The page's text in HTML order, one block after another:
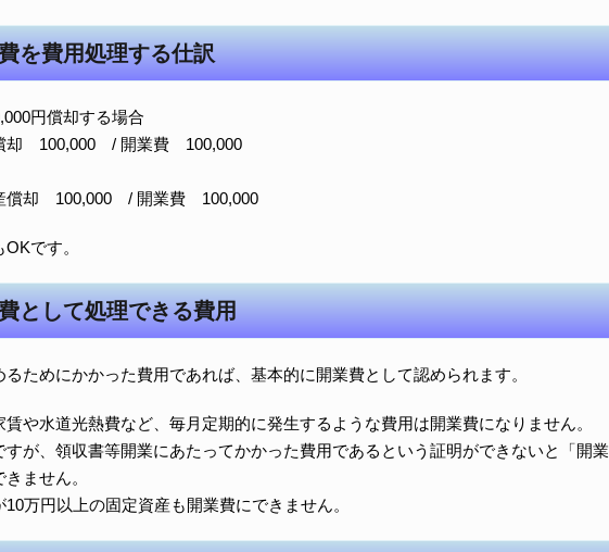
を費用処理する仕訳
円償却する場合
却 100,000 / 開業費 100,000
償却 100,000 / 開業費 100,000
です。
として処理できる費用
るためにかかった費用であれば、基本的に開業費として認められます。
賃や水道光熱費など、毎月定期的に発生するような費用は開業費になりません。
すが、領収書等開業にあたってかかった費用であるという証明ができないと「開業
ません。
10万円以上の固定資産も開業費にできません。